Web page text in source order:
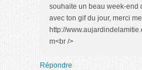
souhaite un beau week-end
avec ton gif du jour, merci
http://
m<br />
Répondre